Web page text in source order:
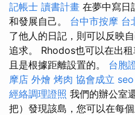
記帳士 讀書計畫 在夢中寫日
和發展自己。 台中市按摩 台
了他人的日記，則可以反映
追求。 Rhodos也可以在出
且是根據距離設置的。 台胞
摩店 外燴 烤肉 協會成立 seo
經絡調理證照 我們的辦公室
把）發現該島，您可以在每